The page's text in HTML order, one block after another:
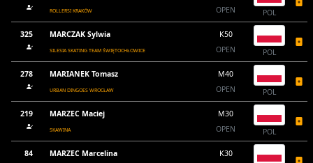
ROLLERSI KRAKÓW
OPEN
POL
325 MARCZAK Sylwia
SILESIA SKATING TEAM ŚWIĘTOCHŁOWICE
K50
OPEN
POL
278 MARIANEK Tomasz
URBAN DINGOES WROCŁAW
M40
OPEN
POL
219 MARZEC Maciej
SKAWINA
M30
OPEN
POL
84 MARZEC Marcelina
K30